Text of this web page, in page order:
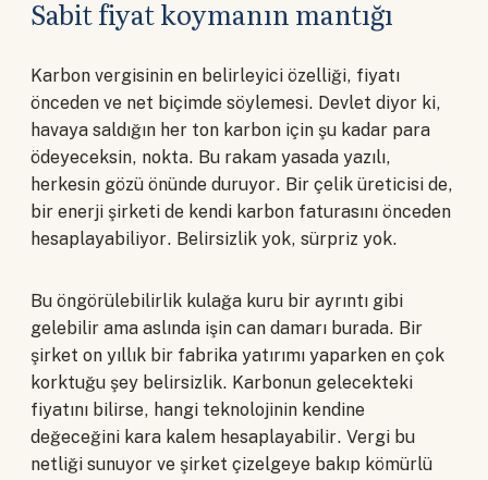
Sabit fiyat koymanın mantığı
Karbon vergisinin en belirleyici özelliği, fiyatı
önceden ve net biçimde söylemesi. Devlet diyor ki,
havaya saldığın her ton karbon için şu kadar para
ödeyeceksin, nokta. Bu rakam yasada yazılı,
herkesin gözü önünde duruyor. Bir çelik üreticisi de,
bir enerji şirketi de kendi karbon faturasını önceden
hesaplayabiliyor. Belirsizlik yok, sürpriz yok.
Bu öngörülebilirlik kulağa kuru bir ayrıntı gibi
gelebilir ama aslında işin can damarı burada. Bir
şirket on yıllık bir fabrika yatırımı yaparken en çok
korktuğu şey belirsizlik. Karbonun gelecekteki
fiyatını bilirse, hangi teknolojinin kendine
değeceğini kara kalem hesaplayabilir. Vergi bu
netliği sunuyor ve şirket çizelgeye bakıp kömürlü